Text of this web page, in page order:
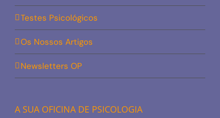
Testes Psicológicos
Os Nossos Artigos
Newsletters OP
A SUA OFICINA DE PSICOLOGIA